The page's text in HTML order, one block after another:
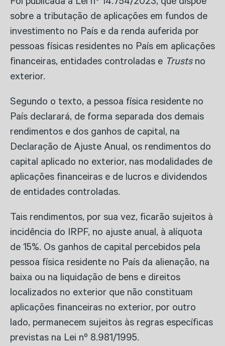
Foi publicada a Lei nº 14.754/2023, que dispõe
sobre a tributação de aplicações em fundos de
investimento no País e da renda auferida por
pessoas físicas residentes no País em aplicações
financeiras, entidades controladas e Trustsno
exterior.
Segundo o texto, a pessoa física residente no
País declarará, de forma separada dos demais
rendimentos e dos ganhos de capital, na
Declaração de Ajuste Anual, os rendimentos do
capital aplicado no exterior, nas modalidades de
aplicações financeiras e de lucros e dividendos
de entidades controladas.
Tais rendimentos, por sua vez, ficarão sujeitos à
incidência do IRPF, no ajuste anual, à alíquota
de 15%. Os ganhos de capital percebidos pela
pessoa física residente no País da alienação, na
baixa ou na liquidação de bens e direitos
localizados no exterior que não constituam
aplicações financeiras no exterior, por outro
lado, permanecem sujeitos às regras específicas
previstas na Lei nº 8.981/1995.